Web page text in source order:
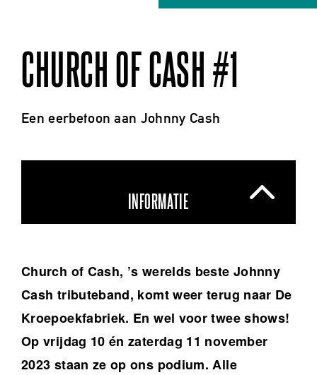
CHURCH OF CASH #1
Een eerbetoon aan Johnny Cash
INFORMATIE
Church of Cash, ’s werelds beste Johnny
Cash tributeband, komt weer terug naar De
Kroepoekfabriek. En wel voor twee shows!
Op vrijdag 10 én zaterdag 11 november
2023 staan ze op ons podium. Alle